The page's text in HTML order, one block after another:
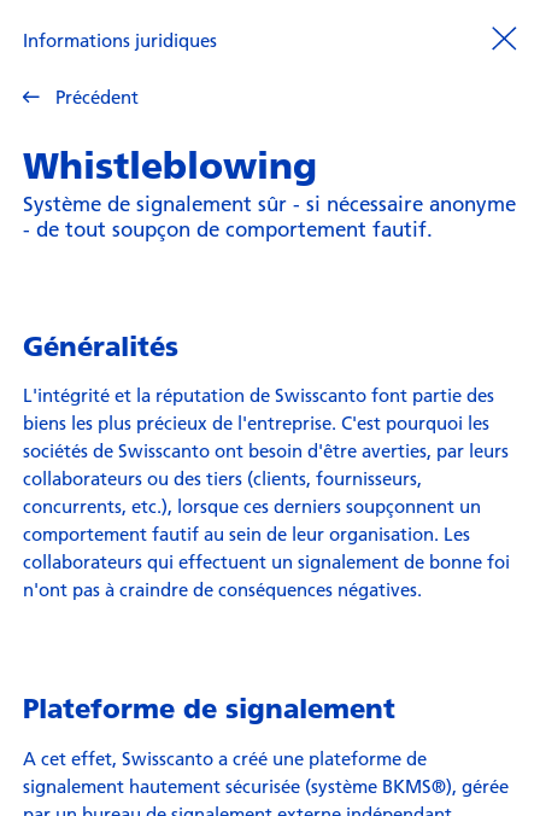
Informations juridiques
Précédent
Whistleblowing
Système de signalement sûr - si nécessaire anonyme
- de tout soupçon de comportement fautif.
Généralités
L'intégrité et la réputation de Swisscanto font partie des
biens les plus précieux de l'entreprise. C'est pourquoi les
sociétés de Swisscanto ont besoin d'être averties, par leurs
collaborateurs ou des tiers (clients, fournisseurs,
concurrents, etc.), lorsque ces derniers soupçonnent un
comportement fautif au sein de leur organisation. Les
collaborateurs qui effectuent un signalement de bonne foi
n'ont pas à craindre de conséquences négatives.
Plateforme de signalement
A cet effet, Swisscanto a créé une plateforme de
signalement hautement sécurisée (système BKMS®), gérée